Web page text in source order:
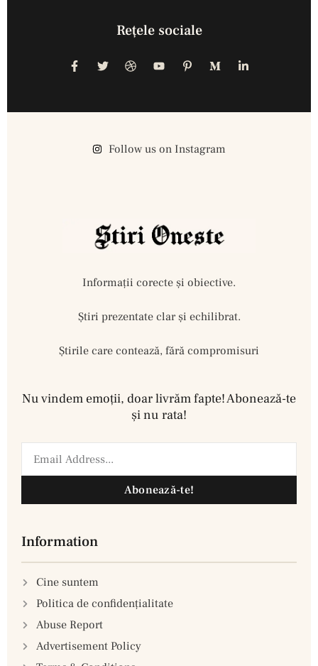
Reţele sociale
Follow us on Instagram
Informații corecte și obiective.
Ştiri prezentate clar și echilibrat.
Știrile care contează, fără compromisuri
Nu vindem emoţii, doar livrăm fapte! Abonează-te
şi nu rata!
Abonează-te!
Information
Cine suntem
Politica de confidenţialitate
Abuse Report
Advertisement Policy